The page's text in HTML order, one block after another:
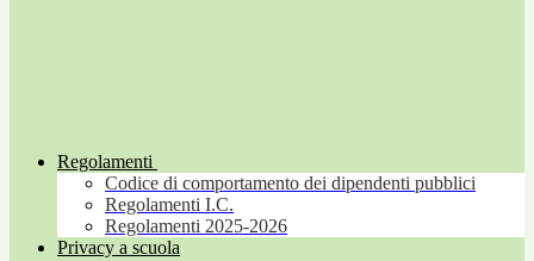
Regolamenti
Codice di comportamento dei dipendenti pubblici
Regolamenti I.C.
Regolamenti 2025-2026
Privacy a scuola